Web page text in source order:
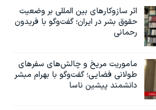
اثر ساز‌و‌کارهای بین المللی بر وضعیت
حقوق بشر در ایران؛ گفت‌وگو با فریدون
رحمانی
ماموریت مریخ و چالش‌های سفرهای
طولانی فضایی؛ گفت‌وگو با بهرام مبشر
دانشمند پیشین ناسا